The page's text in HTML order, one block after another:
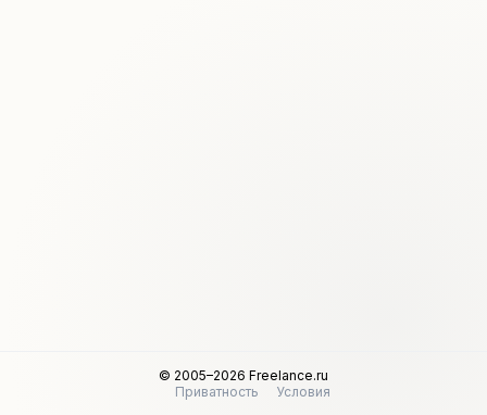
© 2005–2026 Freelance.ru
Приватность
Условия